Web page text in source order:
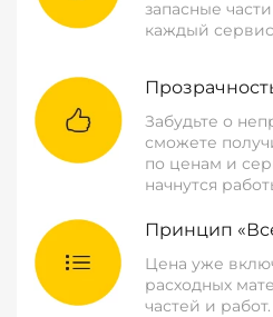
запасные
каждый
Забудьте о
сможете
по ценам и
начнутся
Принцип
Цена уже
расходных
частей и работ.